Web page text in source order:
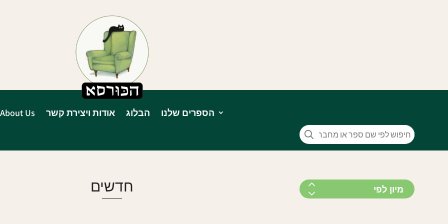
הספרים שלנו הבלוג אודות ויצירת קשר About Us
חדשים